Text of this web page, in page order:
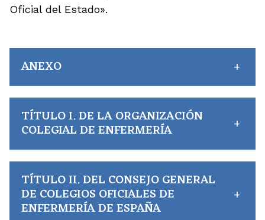
Oficial del Estado».
ANEXO +
TÍTULO I. DE LA ORGANIZACIÓN
COLEGIAL DE ENFERMERÍA +
TÍTULO II. DEL CONSEJO GENERAL
DE COLEGIOS OFICIALES DE
ENFERMERÍA DE ESPAÑA
+